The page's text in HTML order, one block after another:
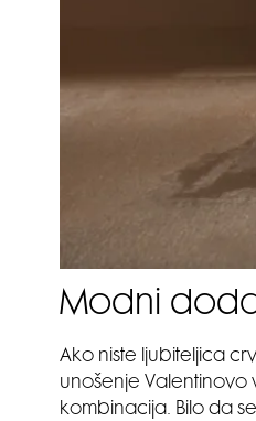
Modni
Ako niste ljubiteljica
unošenje Valentinovo
kombinacija. Bilo da